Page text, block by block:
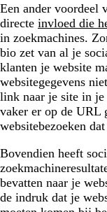
Een ander voordeel
directe invloed die
in zoekmachines.
bio zet van al je
klanten je website
websitegegevens
link naar je site in je
vaker er op de URL
websitebezoeken
Bovendien heeft
bevatten naar je
de indruk dat je